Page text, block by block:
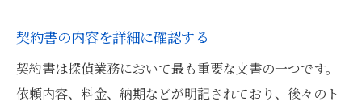
契約書の内容を詳細に確認する
契約書は探偵業務において最も重要な文書の一つです。
依頼内容、料金、納期などが明記されており、後々のト